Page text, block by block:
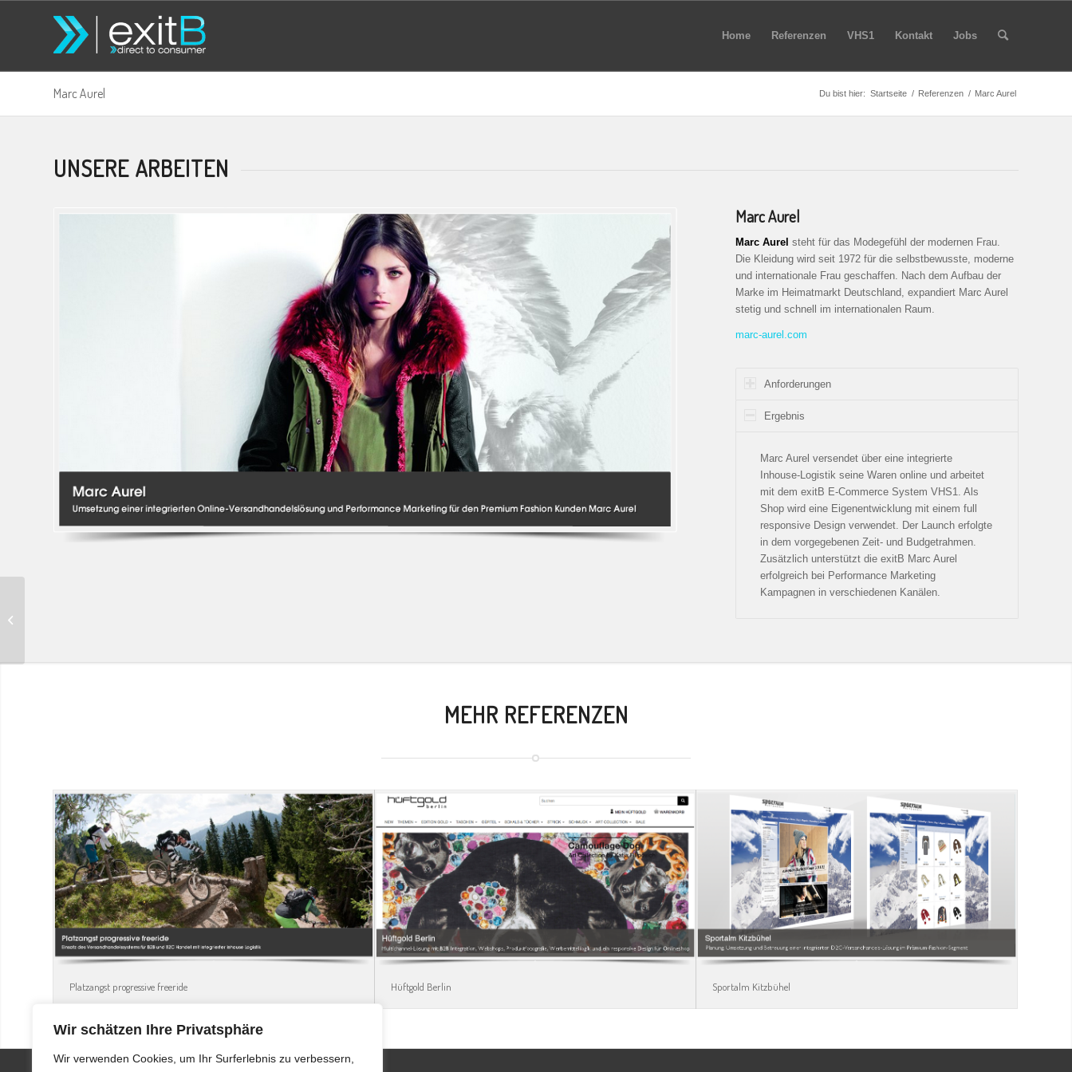
Wir schätzen Ihre Privatsphäre
Wir verwenden Cookies, um Ihr Surferlebnis zu verbessern,
Home Referenzen VHS1 Kontakt Jobs
Marc Aurel Du bist hier: Startseite / Referenzen / Marc Aurel
UNSERE ARBEITEN
Marc Aurel
Marc Aurel steht für das Modegefühl der modernen Frau.
Die Kleidung wird seit 1972 für die selbstbewusste, moderne
und internationale Frau geschaffen. Nach dem Aufbau der
Marke im Heimatmarkt Deutschland, expandiert Marc Aurel
stetig und schnell im internationalen Raum.
marc-aurel.com
Anforderungen
Ergebnis
Marc Aurel versendet über eine integrierte
Inhouse-Logistik seine Waren online und arbeitet
mit dem exitB E-Commerce System VHS1. Als
Shop wird eine Eigenentwicklung mit einem full
responsive Design verwendet. Der Launch erfolgte
in dem vorgegebenen Zeit- und Budgetrahmen.
Zusätzlich unterstützt die exitB Marc Aurel
erfolgreich bei Performance Marketing
Kampagnen in verschiedenen Kanälen.
MEHR REFERENZEN
Platzangst progressive freeride Hüftgold Berlin Sportalm Kitzbühel